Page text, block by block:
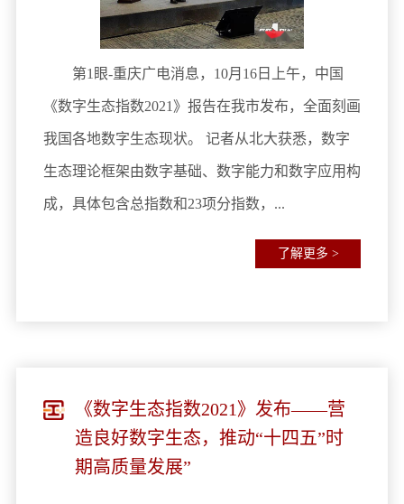
第1眼-重庆广电消息，10月16日上午，中国
《数字生态指数2021》报告在我市发布，全面刻画
我国各地数字生态现状。 记者从北大获悉，数字
生态理论框架由数字基础、数字能力和数字应用构
成，具体包含总指数和23项分指数，...
了解更多 >
《数字生态指数2021》发布——营
造良好数字生态，推动“十四五”时
期高质量发展”